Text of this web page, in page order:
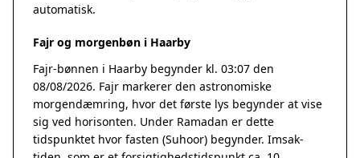
automatisk.
Fajr og morgenbøn i Haarby
Fajr-bønnen i Haarby begynder kl. 03:07 den
08/08/2026. Fajr markerer den astronomiske
morgendæmring, hvor det første lys begynder at vise
sig ved horisonten. Under Ramadan er dette
tidspunktet hvor fasten (Suhoor) begynder. Imsak-